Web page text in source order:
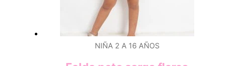
NIÑA 2 A 16 AÑOS